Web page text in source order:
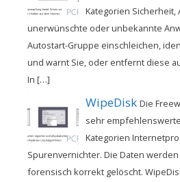
Kategorien Sicherheit,
unerwünschte oder unbekannte
Autostart-Gruppe einschleichen,
und warnt Sie, oder entfernt diese
In […]
WipeDisk Die
sehr
Kategorien
Spurenvernichter. Die Daten
forensisch korrekt gelöscht.